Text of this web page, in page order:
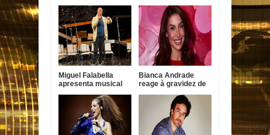
para antigo imóvel
de Neymar
desafios da carreira
Miguel Falabella
apresenta musical
Gilberto Gil
Bianca Andrade
reage à gravidez de
já ama o bebê